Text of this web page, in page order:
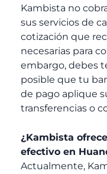
Kambista no
sus servicios de
cotización que
necesarias para
embargo, debes
posible que tu
de pago aplique
transferencias o
¿Kambista
efectivo en
Actualmente,